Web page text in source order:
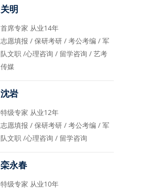
关明
首席专家 从业14年
志愿填报 / 保研考研 / 考公考编 / 军
队文职 /心理咨询 / 留学咨询 / 艺考
传媒
沈岩
特级专家 从业12年
志愿填报 / 保研考研 / 考公考编 / 军
队文职 /心理咨询 / 留学咨询
栾永春
特级专家 从业10年